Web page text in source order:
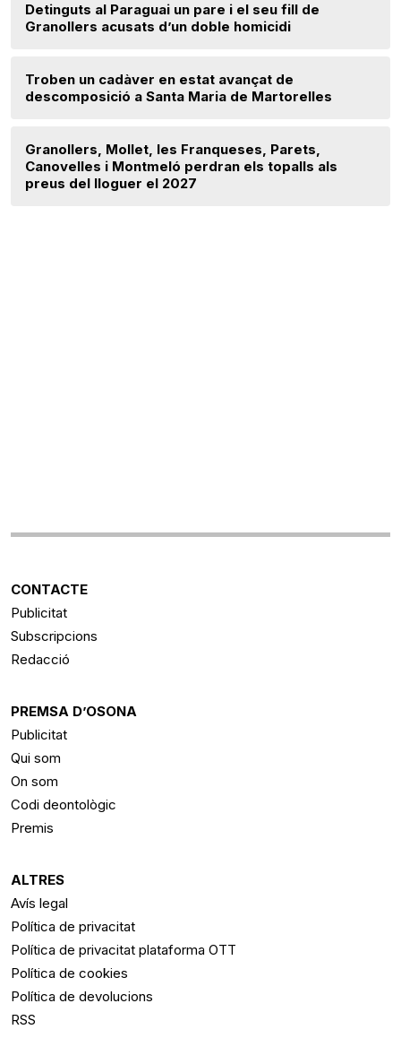
Detinguts al Paraguai un pare i el seu fill de
Granollers acusats d’un doble homicidi
Troben un cadàver en estat avançat de
descomposició a Santa Maria de Martorelles
Granollers, Mollet, les Franqueses, Parets,
Canovelles i Montmeló perdran els topalls als
preus del lloguer el 2027
CONTACTE
Publicitat
Subscripcions
Redacció
PREMSA D’OSONA
Publicitat
Qui som
On som
Codi deontològic
Premis
ALTRES
Avís legal
Política de privacitat
Política de privacitat plataforma OTT
Política de cookies
Política de devolucions
RSS